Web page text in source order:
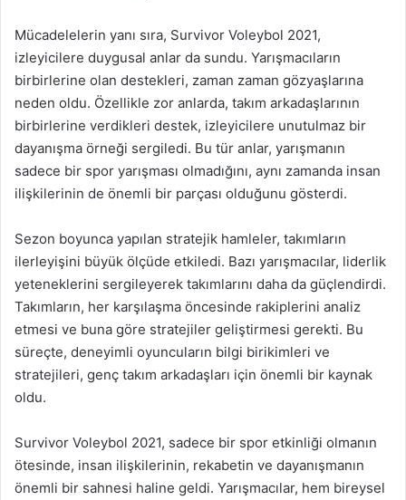
Mücadelelerin yanı sıra, Survivor Voleybol 2021,
izleyicilere duygusal anlar da sundu. Yarışmacıların
birbirlerine olan destekleri, zaman zaman gözyaşlarına
neden oldu. Özellikle zor anlarda, takım arkadaşlarının
birbirlerine verdikleri destek, izleyicilere unutulmaz bir
dayanışma örneği sergiledi. Bu tür anlar, yarışmanın
sadece bir spor yarışması olmadığını, aynı zamanda insan
ilişkilerinin de önemli bir parçası olduğunu gösterdi.
Sezon boyunca yapılan stratejik hamleler, takımların
ilerleyişini büyük ölçüde etkiledi. Bazı yarışmacılar, liderlik
yeteneklerini sergileyerek takımlarını daha da güçlendirdi.
Takımların, her karşılaşma öncesinde rakiplerini analiz
etmesi ve buna göre stratejiler geliştirmesi gerekti. Bu
süreçte, deneyimli oyuncuların bilgi birikimleri ve
stratejileri, genç takım arkadaşları için önemli bir kaynak
oldu.
Survivor Voleybol 2021, sadece bir spor etkinliği olmanın
ötesinde, insan ilişkilerinin, rekabetin ve dayanışmanın
önemli bir sahnesi haline geldi. Yarışmacılar, hem bireysel